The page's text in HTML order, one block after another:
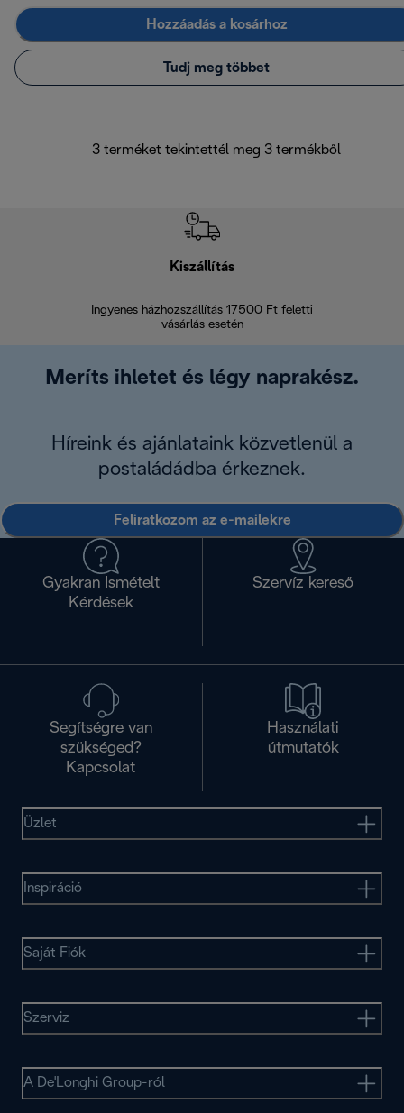
Hozzáadás a kosárhoz
Tudj meg többet
3 terméket tekintettél meg 3 termékből
Kiszállítás
Ingyenes házhozszállítás 17500 Ft feletti
vásárlás esetén
Meríts ihletet és légy naprakész.
Híreink és ajánlataink közvetlenül a
postaládádba érkeznek.
Feliratkozom az e-mailekre
Gyakran Ismételt
Kérdések
Szervíz kereső
Segítségre van
szükséged?
Kapcsolat
Használati
útmutatók
Üzlet
Inspiráció
Saját Fiók
Szerviz
A De'Longhi Group-ról